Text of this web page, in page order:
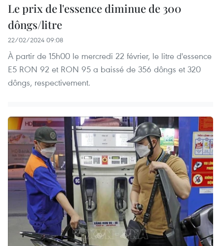
Le prix de l'essence diminue de 300
dôngs/litre
22/02/2024 09:08
À partir de 15h00 le mercredi 22 février, le litre d'essence
E5 RON 92 et RON 95 a baissé de 356 dôngs et 320
dôngs, respectivement.